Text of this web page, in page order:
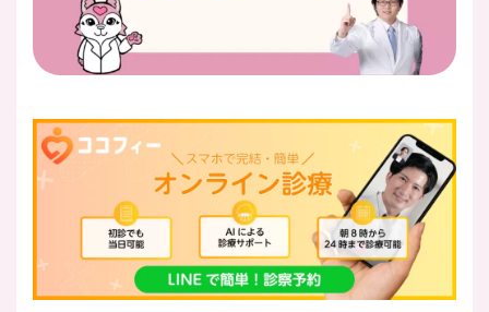
FAX
03-5989-0618
営業時間：10:00〜22:00